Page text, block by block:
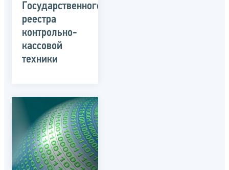
Государственного
реестра
контрольно-
кассовой
техники